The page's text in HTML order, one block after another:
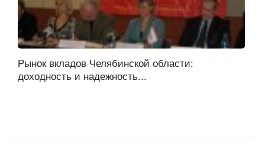
Рынок вкладов Челябинской области:
доходность и надежность...